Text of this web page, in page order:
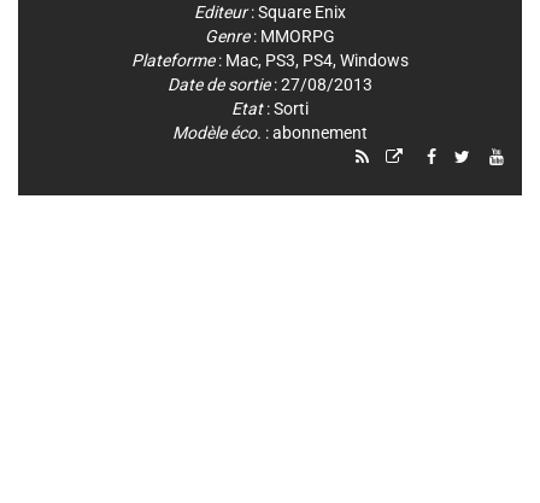
Editeur:Square Enix
Genre: MMORPG
Plateforme: Mac, PS3, PS4, Windows
Date de sortie: 27/08/2013
Etat: Sorti
Modèle éco. : abonnement